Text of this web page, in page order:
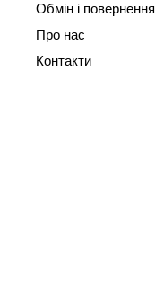
Обмін і повернення
Про нас
Контакти